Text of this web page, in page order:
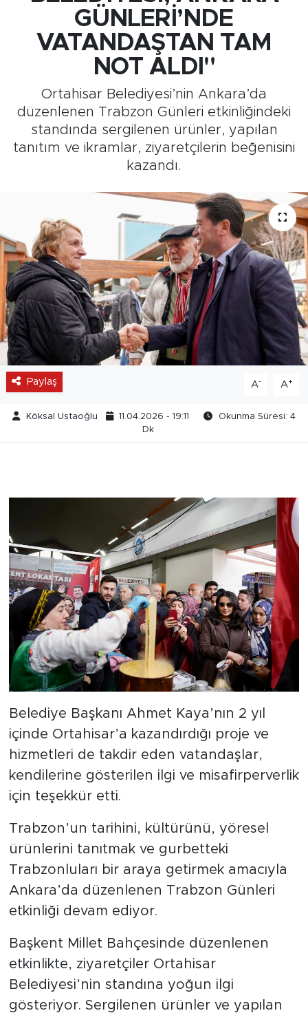
GÜNLERİ’NDE
VATANDAŞTAN TAM
NOT ALDI"
Ortahisar Belediyesi’nin Ankara’da
düzenlenen Trabzon Günleri etkinliğindeki
standında sergilenen ürünler, yapılan
tanıtım ve ikramlar, ziyaretçilerin beğenisini
kazandı.
Paylaş A- A+
Köksal Ustaoğlu 11.04.2026 - 19:11
Okunma Süresi: 4
Dk
Belediye Başkanı Ahmet Kaya’nın 2 yıl
içinde Ortahisar’a kazandırdığı proje ve
hizmetleri de takdir eden vatandaşlar,
kendilerine gösterilen ilgi ve misafirperverlik
için teşekkür etti.
Trabzon’un tarihini, kültürünü, yöresel
ürünlerini tanıtmak ve gurbetteki
Trabzonluları bir araya getirmek amacıyla
Ankara’da düzenlenen Trabzon Günleri
etkinliği devam ediyor.
Başkent Millet Bahçesinde düzenlenen
etkinlikte, ziyaretçiler Ortahisar
Belediyesi’nin standına yoğun ilgi
gösteriyor. Sergilenen ürünler ve yapılan
Medya
Siyaset
Teknoloji
GURBETTEN SILAYA
Köşe Yazarları
Manşet
Ulusal Son Dakika Haberleri